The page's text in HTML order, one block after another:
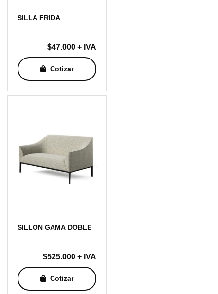
SILLA FRIDA
$47.000 + IVA
Cotizar
SILLON GAMA DOBLE
$525.000 + IVA
Cotizar